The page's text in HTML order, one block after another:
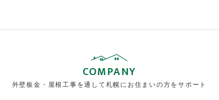
外壁板金・屋根工事を通して札幌にお住まいの方をサポート
COMPANY